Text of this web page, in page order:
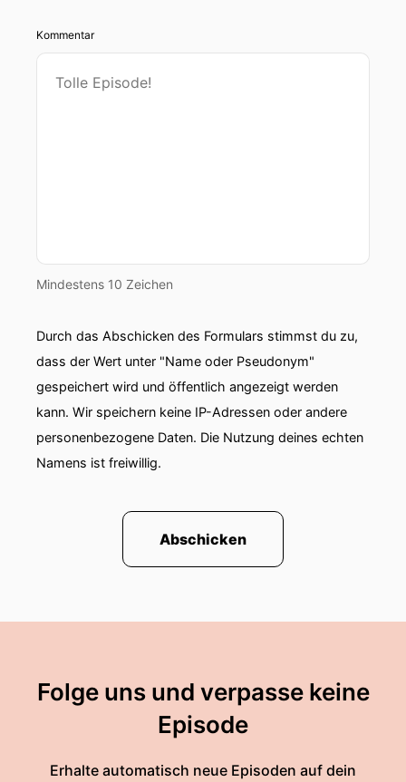
Kommentar
Mindestens 10 Zeichen
Durch das Abschicken des Formulars stimmst du zu,
dass der Wert unter "Name oder Pseudonym"
gespeichert wird und öffentlich angezeigt werden
kann. Wir speichern keine IP-Adressen oder andere
personenbezogene Daten. Die Nutzung deines echten
Namens ist freiwillig.
Abschicken
Folge uns und verpasse keine
Episode
Erhalte automatisch neue Episoden auf dein